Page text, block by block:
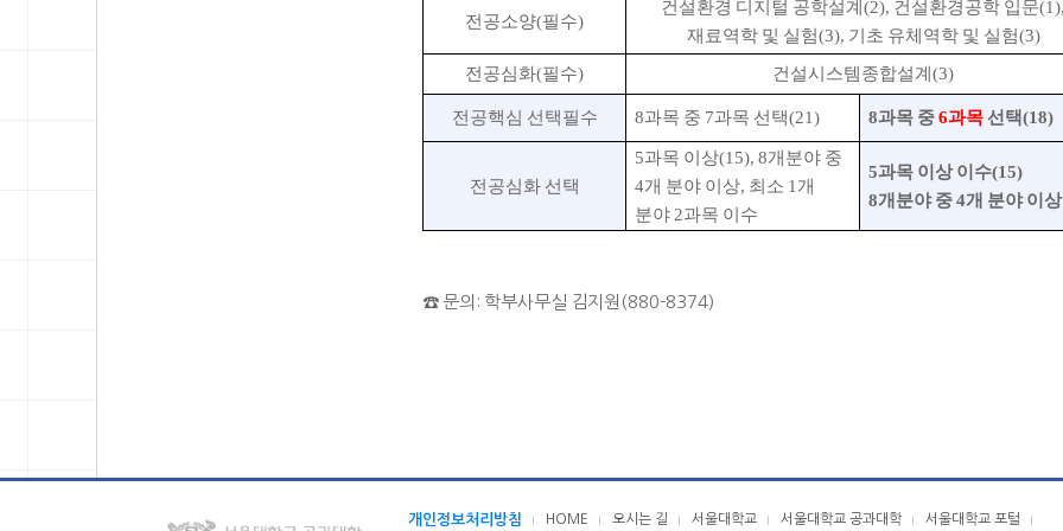
전공소양(필수)
건설환경 디지털 공학설계 (2), 건설환경공학 입문
재료역학 및 실험(3), 기초 유체역학 및 실험(3)
전공심화(필수) 건설시스템종합설계 (3)
전공핵심 선택필수 8과목 중 7과목 선택(21) 8과목 중6과목 선택(18)
전공심화 선택
5과목 이상(15), 8개분야 중
4개 분야 이상, 최소 1 개
분야 2과목 이수
5과목 이상 이수(15)
8개분야 중4개 분야 이상
☎ 문의: 학부사무실 김지원(880-8374)
개인정보처리방침 HOME 오시는 길 서울대학교 서울대학교 공과대학 서울대학교 포털